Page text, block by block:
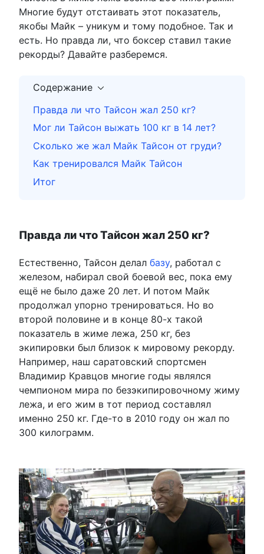
Многие будут отстаивать этот показатель,
якобы Майк – уникум и тому подобное. Так и
есть. Но правда ли, что боксер ставил такие
рекорды? Давайте разберемся.
Содержание
Правда ли что Тайсон жал 250 кг?
Мог ли Тайсон выжать 100 кг в 14 лет?
Сколько же жал Майк Тайсон от груди?
Как тренировался Майк Тайсон
Итог
Правда ли что Тайсон жал 250 кг?
Естественно, Тайсон делал базу, работал с
железом, набирал свой боевой вес, пока ему
ещё не было даже 20 лет. И потом Майк
продолжал упорно тренироваться. Но во
второй половине и в конце 80-х такой
показатель в жиме лежа, 250 кг, без
экипировки был близок к мировому рекорду.
Например, наш саратовский спортсмен
Владимир Кравцов многие годы являлся
чемпионом мира по безэкипировочному жиму
лежа, и его жим в тот период составлял
именно 250 кг. Где-то в 2010 году он жал по
300 килограмм.